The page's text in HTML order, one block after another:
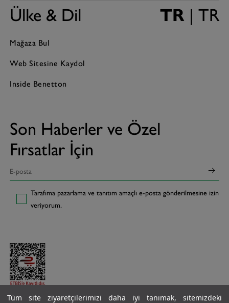
Tüm site ziyaretçilerimizi daha iyi tanımak, sitemizdeki
Ülke & Dil TR | TR
Mağaza Bul
Web Sitesine Kaydol
Inside Benetton
Son Haberler ve Özel
Fırsatlar İçin
Tarafıma pazarlama ve tanıtım amaçlı e-posta gönderilmesine izin
veriyorum.